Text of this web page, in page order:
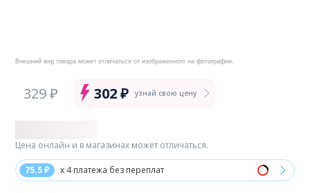
Внешний вид товара может отличаться от изображенного на фотографии.
329 ₽ 302 ₽ узнай свою цену
75.5 ₽ x 4 платежа без переплат
Цена онлайн и в магазинах может отличаться.